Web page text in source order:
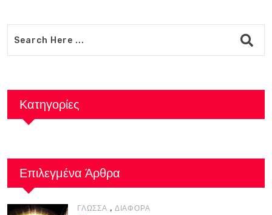
Κατηγορίες
Επιλεγμένα Άρθρα
ΓΛΏΣΣΑ , ΔΙΆΦΟΡΑ